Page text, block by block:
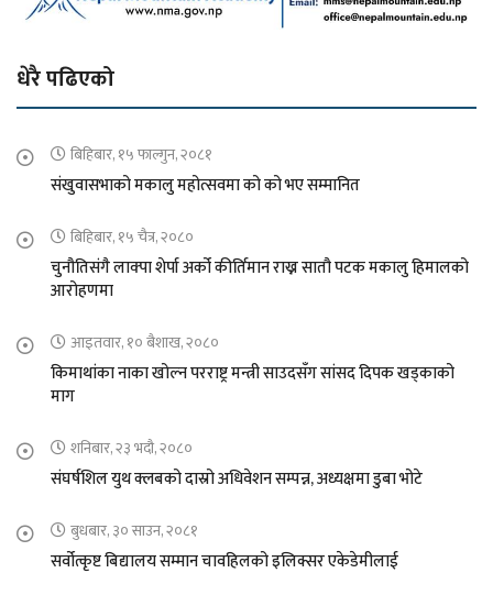
धेरै पढिएको
बिहिबार, १५ फाल्गुन, २०८१
संखुवासभाको मकालु महोत्सवमा को को भए सम्मानित
बिहिबार, १५ चैत्र, २०८०
चुनौतिसंगै लाक्पा शेर्पा अर्को कीर्तिमान राख्न सातौ पटक मकालु हिमालको
आरोहणमा
आइतवार, १० बैशाख, २०८०
किमाथांका नाका खोल्न परराष्ट्र मन्त्री साउदसँग सांसद दिपक खड्काको
माग
शनिबार, २३ भदौ, २०८०
संघर्षशिल युथ क्लबको दास्रो अधिवेशन सम्पन्न, अध्यक्षमा डुबा भोटे
बुधबार, ३० साउन, २०८१
सर्वोत्कृष्ट बिद्यालय सम्मान चावहिलको इलिक्सर एकेडेमीलाई